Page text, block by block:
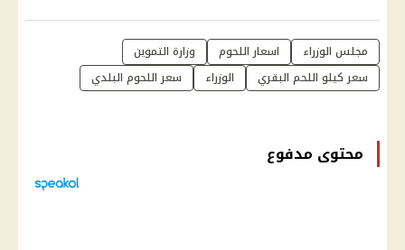
مجلس الوزراء اسعار اللحوم
وزارة التموين
سعر كيلو اللحم البقري
الوزراء سعر اللحوم البلدي
محتوى مدفوع